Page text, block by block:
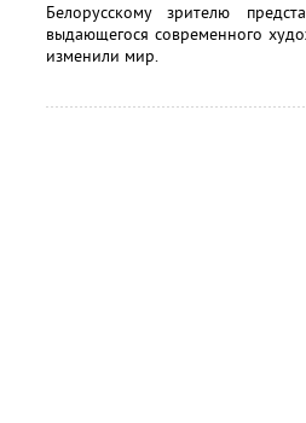
Белорусскому зрителю
выдающегося современного
изменили мир.